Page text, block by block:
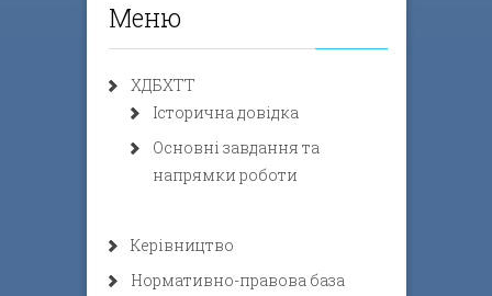
Меню
ХДБХТТ
Історична довідка
Основні завдання та
напрямки роботи
Керівництво
Нормативно-правова база